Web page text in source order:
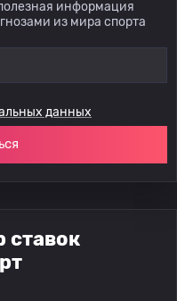
информация
из мира спорта
данных
ставок